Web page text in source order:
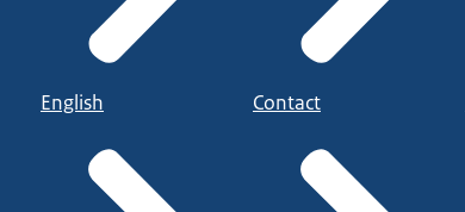
English Contact